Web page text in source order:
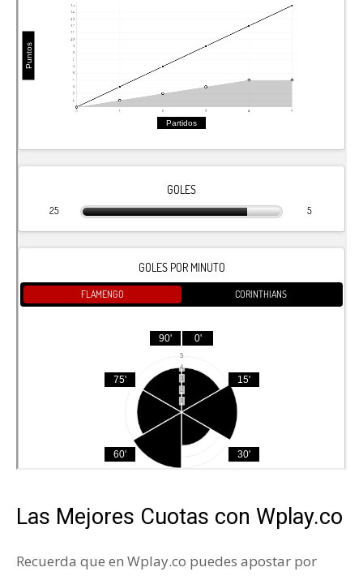
Las Mejores Cuotas con Wplay.co
Recuerda que en Wplay.co puedes apostar por